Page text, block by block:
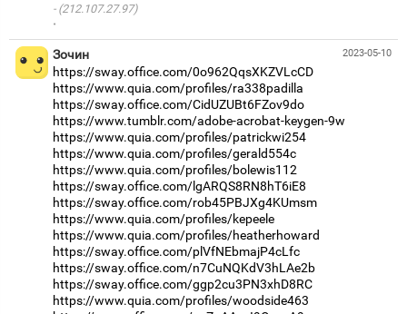
(212.107.27.97)
·
2023-05-10
Зочин
https://sway.office.com/0o962QqsXKZVLcCD
https://www.quia.com/profiles/ra338padilla
https://sway.office.com/CidUZUBt6FZov9do
https://www.tumblr.com/adobe-acrobat-keygen-9w
https://www.quia.com/profiles/patrickwi254
https://www.quia.com/profiles/gerald554c
https://www.quia.com/profiles/bolewis112
https://sway.office.com/lgARQS8RN8hT6iE8
https://sway.office.com/rob45PBJXg4KUmsm
https://www.quia.com/profiles/kepeele
https://www.quia.com/profiles/heatherhoward
https://sway.office.com/plVfNEbmajP4cLfc
https://sway.office.com/n7CuNQKdV3hLAe2b
https://sway.office.com/ggp2cu3PN3xhD8RC
https://www.quia.com/profiles/woodside463